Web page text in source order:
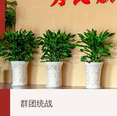
群团统战